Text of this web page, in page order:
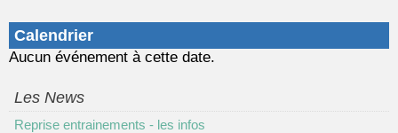
Calendrier
Aucun événement à cette date.
Les News
Reprise entrainements - les infos